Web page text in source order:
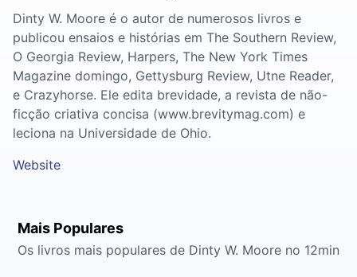
Dinty W. Moore é o autor de numerosos livros e
publicou ensaios e histórias em The Southern Review,
O Georgia Review, Harpers, The New York Times
Magazine domingo, Gettysburg Review, Utne Reader,
e Crazyhorse. Ele edita brevidade, a revista de não-
ficção criativa concisa (www.brevitymag.com) e
leciona na Universidade de Ohio.
Website
Mais Populares
Os livros mais populares de Dinty W. Moore no 12min